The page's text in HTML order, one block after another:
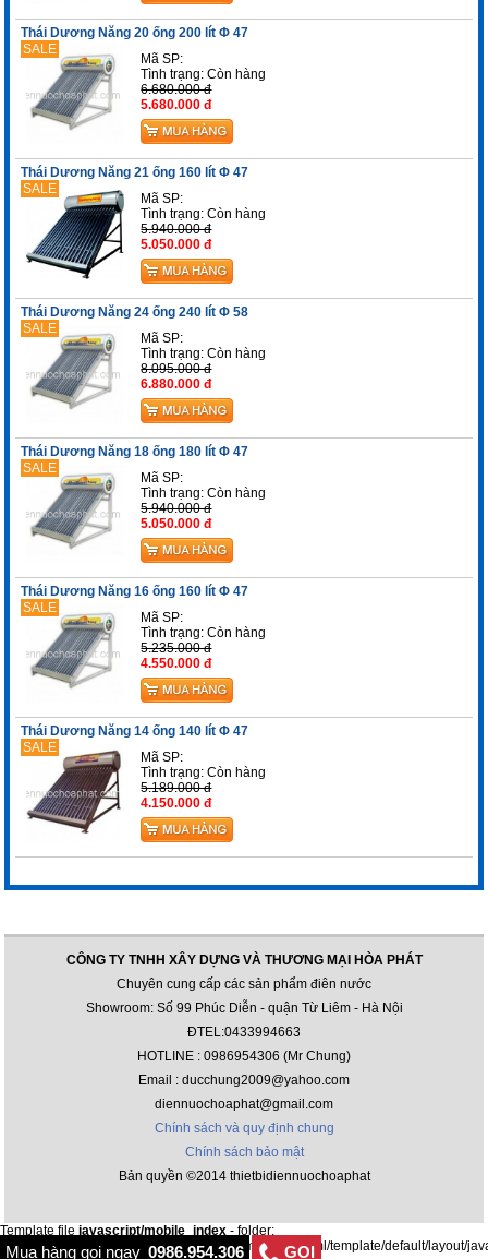
Thái Dương Năng 20 ống 200 lít Φ 47
SALE
Mã SP:
Tình trạng:Còn hàng
6.680.000 đ
5.680.000 đ
Thái Dương Năng 21 ống 160 lít Φ 47
SALE
Mã SP:
Tình trạng:Còn hàng
5.940.000 đ
5.050.000 đ
Thái Dương Năng 24 ống 240 lít Φ 58
SALE
Mã SP:
Tình trạng:Còn hàng
8.095.000 đ
6.880.000 đ
Thái Dương Năng 18 ống 180 lít Φ 47
SALE
Mã SP:
Tình trạng:Còn hàng
5.940.000 đ
5.050.000 đ
Thái Dương Năng 16 ống 160 lít Φ 47
SALE
Mã SP:
Tình trạng:Còn hàng
5.235.000 đ
4.550.000 đ
Thái Dương Năng 14 ống 140 lít Φ 47
SALE
Mã SP:
Tình trạng:Còn hàng
5.189.000 đ
4.150.000 đ
CÔNG TY TNHH XÂY DỰNG VÀ THƯƠNG MẠI HÒA PHÁT
Chuyên cung cấp các sản phẩm điên nước
Showroom: Số 99 Phúc Diễn - quận Từ Liêm - Hà Nội
ĐTEL:0433994663
HOTLINE : 0986954306 (Mr Chung)
Email : ducchung2009@yahoo.com
diennuochoaphat@gmail.com
Chính sách và quy định chung
Chính sách bảo mật
Bản quyền ©2014 thietbidiennuochoaphat
Mua hàng gọi ngay 0986.954.306 GỌI
Template file javascript/mobile_index - folder:
/var/www/html/thietbidiennuochoaphat.com/public_html/template/default/layout/